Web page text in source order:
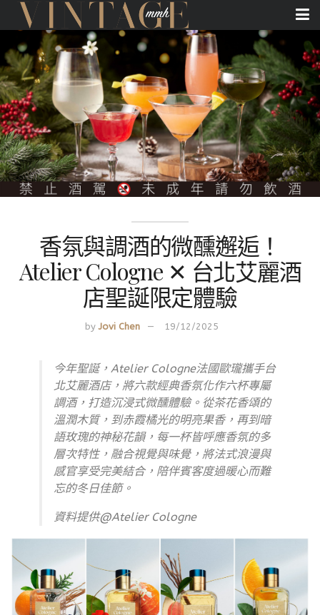
香氛與調酒的微醺邂逅！
Atelier Cologne ✕ 台北艾麗酒
店聖誕限定體驗
by Jovi Chen 19/12/2025
今年聖誕，Atelier Cologne法國歐瓏攜手台
北艾麗酒店，將六款經典香氛化作六杯專屬
調酒，打造沉浸式微醺體驗。從茶花香頌的
溫潤木質，到赤霞橘光的明亮果香，再到暗
語玫瑰的神秘花韻，每一杯皆呼應香氛的多
層次特性，融合視覺與味覺，將法式浪漫與
感官享受完美結合，陪伴賓客度過暖心而難
忘的冬日佳節。
資料提供@Atelier Cologne